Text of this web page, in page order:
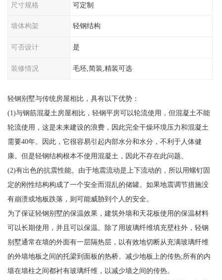
尺寸规格 可定制
墙体构架 轻钢结构
可否设计 是
装修情况 毛坯,简装,精装可选
轻钢别墅与传统房屋相比，具有以下优势：
(1)与钢筋混凝土房屋相比，轻钢平房可以轮流使用，但混凝土不能
轮流使用，这是未来建设的浪费，因此完全干燥环境压力和混凝土
需要40年。因此，它很容易引起内部水分和水分，不利于人体健
康。但是轻钢结构根本不使用混凝土，因此不存在此问题。
(2)有出色的抗震性能。由于地震流动是上下流动的，所以用螺钉固
定的刚性结构构成了一个安全而混乱的储罐。如果地震调节措施没
有崩溃或地板跌落，则可能威胁到个人的安全。
为了保证轻钢别墅的保温效果，建筑外墙和天花板使用的保温材料
可以长期使用，并且可以保温。除了用玻璃纤维填充壁柱外，轻钢
别墅通常在墙的外面有一层隔热层，以有效地切断从充满玻璃纤维
的外墙地板之间的托梁到面板的热桥。减少地板上的传热;所有的内
墙在墙柱之间都衬有玻璃纤维，以减少墙之间的传热。